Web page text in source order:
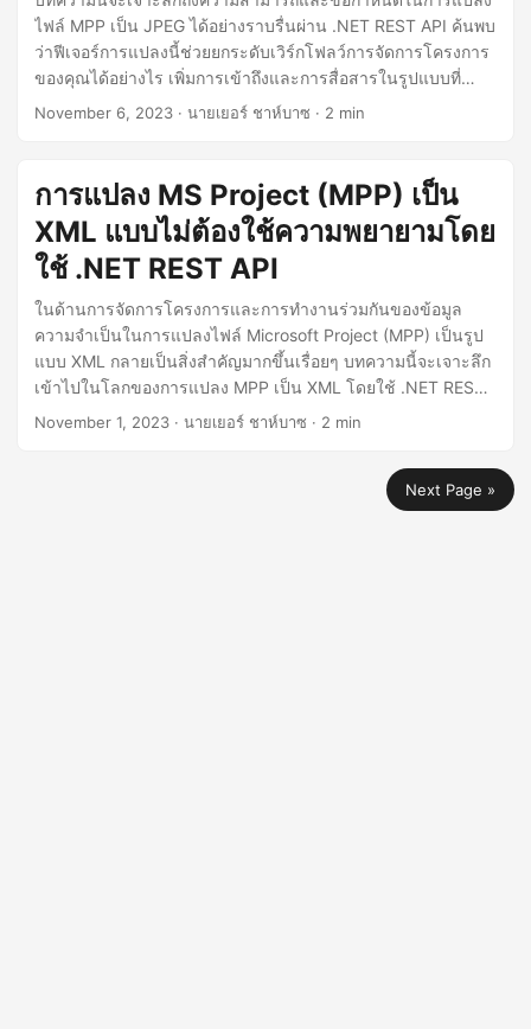
ไฟล์ MPP เป็น JPEG ได้อย่างราบรื่นผ่าน .NET REST API ค้นพบ
ว่าฟีเจอร์การแปลงนี้ช่วยยกระดับเวิร์กโฟลว์การจัดการโครงการ
ของคุณได้อย่างไร เพิ่มการเข้าถึงและการสื่อสารในรูปแบบที่
ดึงดูดสายตา
November 6, 2023 · นายเยอร์ ชาห์บาซ · 2 min
การแปลง MS Project (MPP) เป็น
XML แบบไม่ต้องใช้ความพยายามโดย
ใช้ .NET REST API
ในด้านการจัดการโครงการและการทำงานร่วมกันของข้อมูล
ความจำเป็นในการแปลงไฟล์ Microsoft Project (MPP) เป็นรูป
แบบ XML กลายเป็นสิ่งสำคัญมากขึ้นเรื่อยๆ บทความนี้จะเจาะลึก
เข้าไปในโลกของการแปลง MPP เป็น XML โดยใช้ .NET REST
API ช่วยให้คุณปลดล็อกศักยภาพของข้อมูลโครงการของคุณได้
November 1, 2023 · นายเยอร์ ชาห์บาซ · 2 min
Next Page »